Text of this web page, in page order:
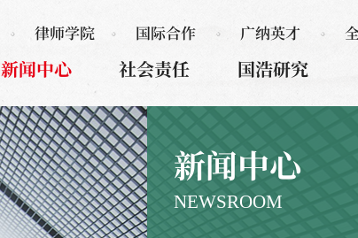
新闻中心 社会责任 国浩研究
律师学院 国际合作 广纳英才
新闻中心
NEWSROOM